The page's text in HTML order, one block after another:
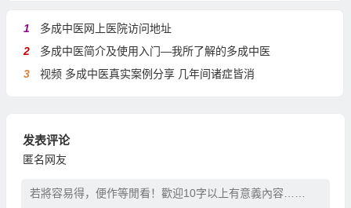
1
多成中医网上医院访问地址
2
多成中医简介及使用入门—我所了解的多成中医
3
视频 多成中医真实案例分享 几年间诸症皆消
发表评论
匿名网友